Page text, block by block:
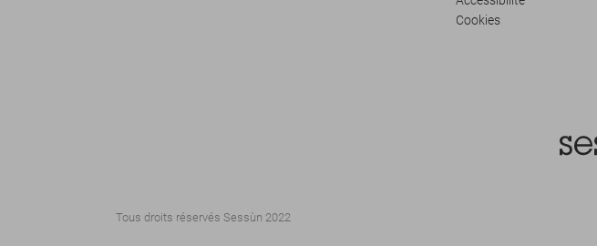
Cookies
Tous droits réservés Sessùn 2022